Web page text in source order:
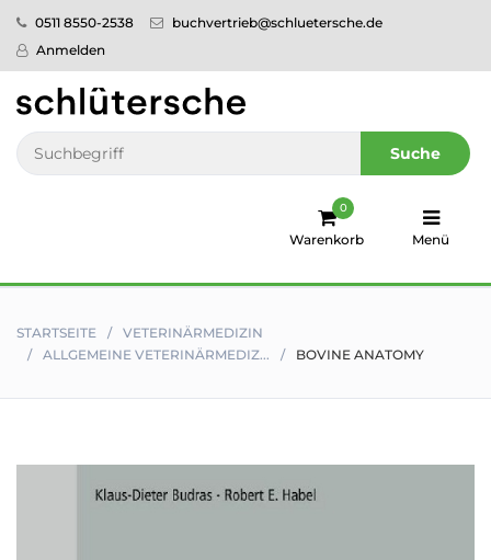
0511 8550-2538
buchvertrieb@schluetersche.de
Anmelden
Suche
Warenkorb
0
Menü
Pflege
Veterinär­
medizin
humboldt
Sale!
STARTSEITE
VETERINÄR­MEDIZIN
ALLGEMEINE VETERINÄRMEDIZ...
BOVINE ANATOMY